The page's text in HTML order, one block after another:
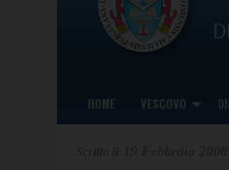
HOME VESCOVO